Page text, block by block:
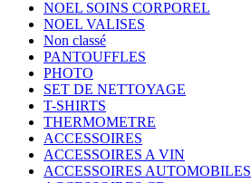
NOEL SOINS CORPOREL
NOEL VALISES
Non classé
PANTOUFFLES
PHOTO
SET DE NETTOYAGE
T-SHIRTS
THERMOMETRE
ACCESSOIRES
ACCESSOIRES A VIN
ACCESSOIRES AUTOMOBILES